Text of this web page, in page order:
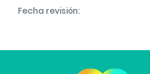
Fecha revisión: